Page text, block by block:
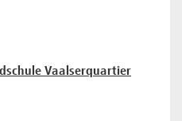
Vaalserquartier